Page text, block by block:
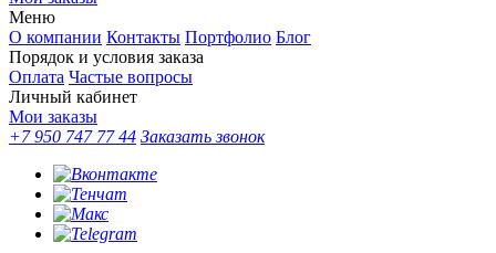
Меню
О компании Контакты Портфолио Блог
Порядок и условия заказа
Оплата Частые вопросы
Личный кабинет
Мои заказы
+7 950 747 77 44 Заказать звонок